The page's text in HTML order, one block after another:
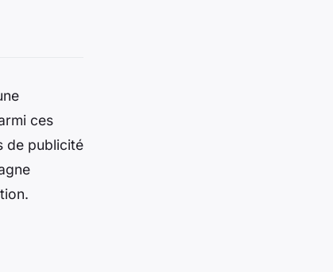
ces
de publicité